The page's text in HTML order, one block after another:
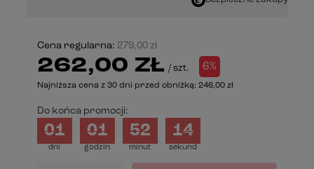
Cena regularna: 279,00 zł
262,00 ZŁ / szt. 6%
Najniższa cena z 30 dni przed obniżką: 246,00 zł
Do końca promocji:
dni
01
godzin
01
minut
52
sekund
14